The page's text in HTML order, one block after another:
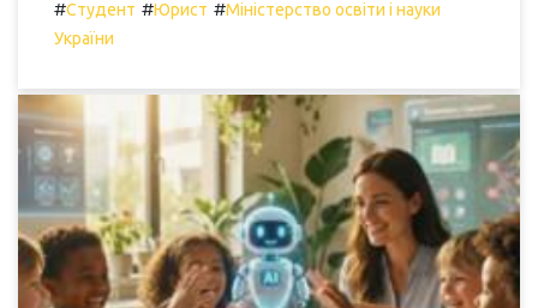
#Студент #Юрист #Міністерство освіти і науки
України